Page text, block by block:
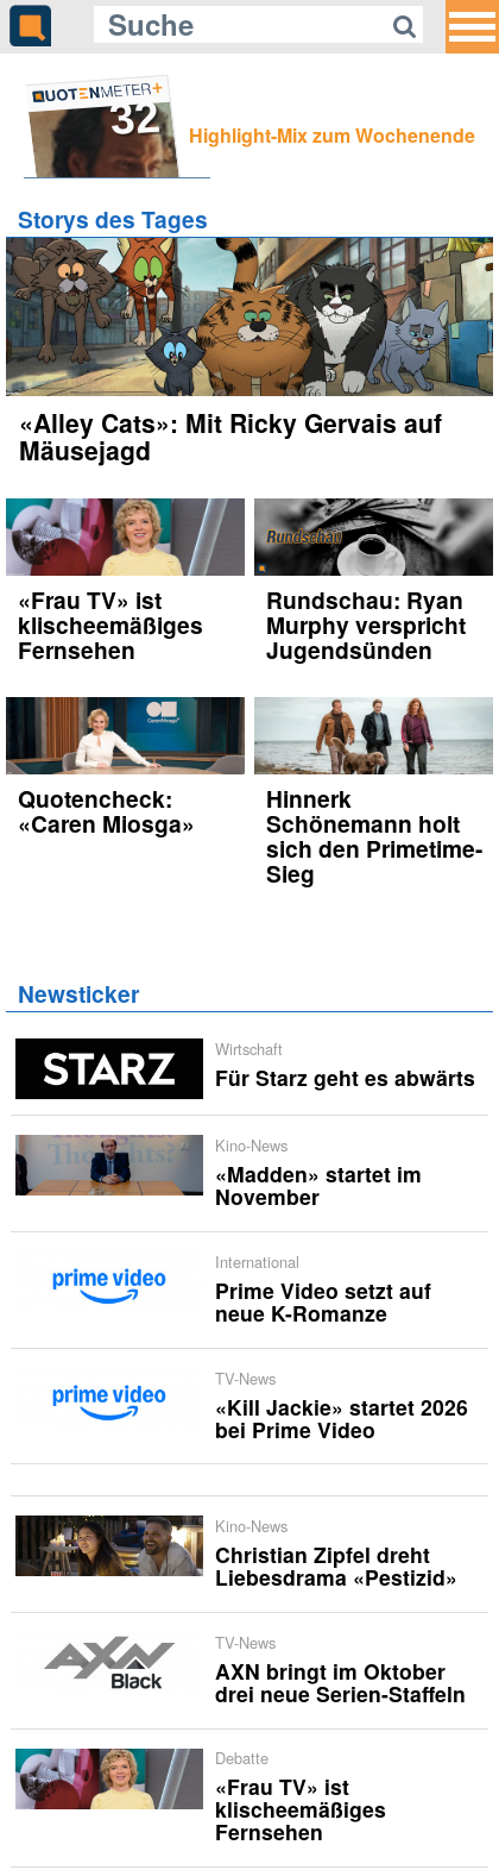
32 Highlight-Mix zum Wochenende
Storys des Tages
«Alley Cats»: Mit Ricky Gervais auf
Mäusejagd
«Frau TV» ist
klischeemäßiges
Fernsehen
Rundschau: Ryan
Murphy verspricht
Jugendsünden
Quotencheck:
«Caren Miosga»
Hinnerk
Schönemann holt
sich den Primetime-
Sieg
Newsticker
Wirtschaft
Für Starz geht es abwärts
Kino-News
«Madden» startet im
November
International
Prime Video setzt auf
neue K-Romanze
TV-News
«Kill Jackie» startet 2026
bei Prime Video
Kino-News
Christian Zipfel dreht
Liebesdrama «Pestizid»
TV-News
AXN bringt im Oktober
drei neue Serien-Staffeln
Debatte
«Frau TV» ist
klischeemäßiges
Fernsehen